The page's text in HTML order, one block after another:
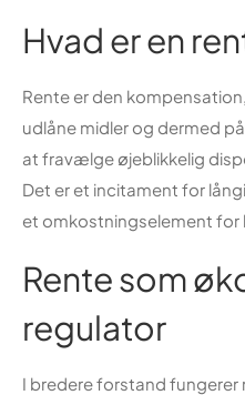
Hvad er en
Rente er den
udlåne midler og dermed
at fravælge øjeblikkelig
Det er et incitament for
et omkostningselement for
Rente som
regulator
I bredere forstand fungerer